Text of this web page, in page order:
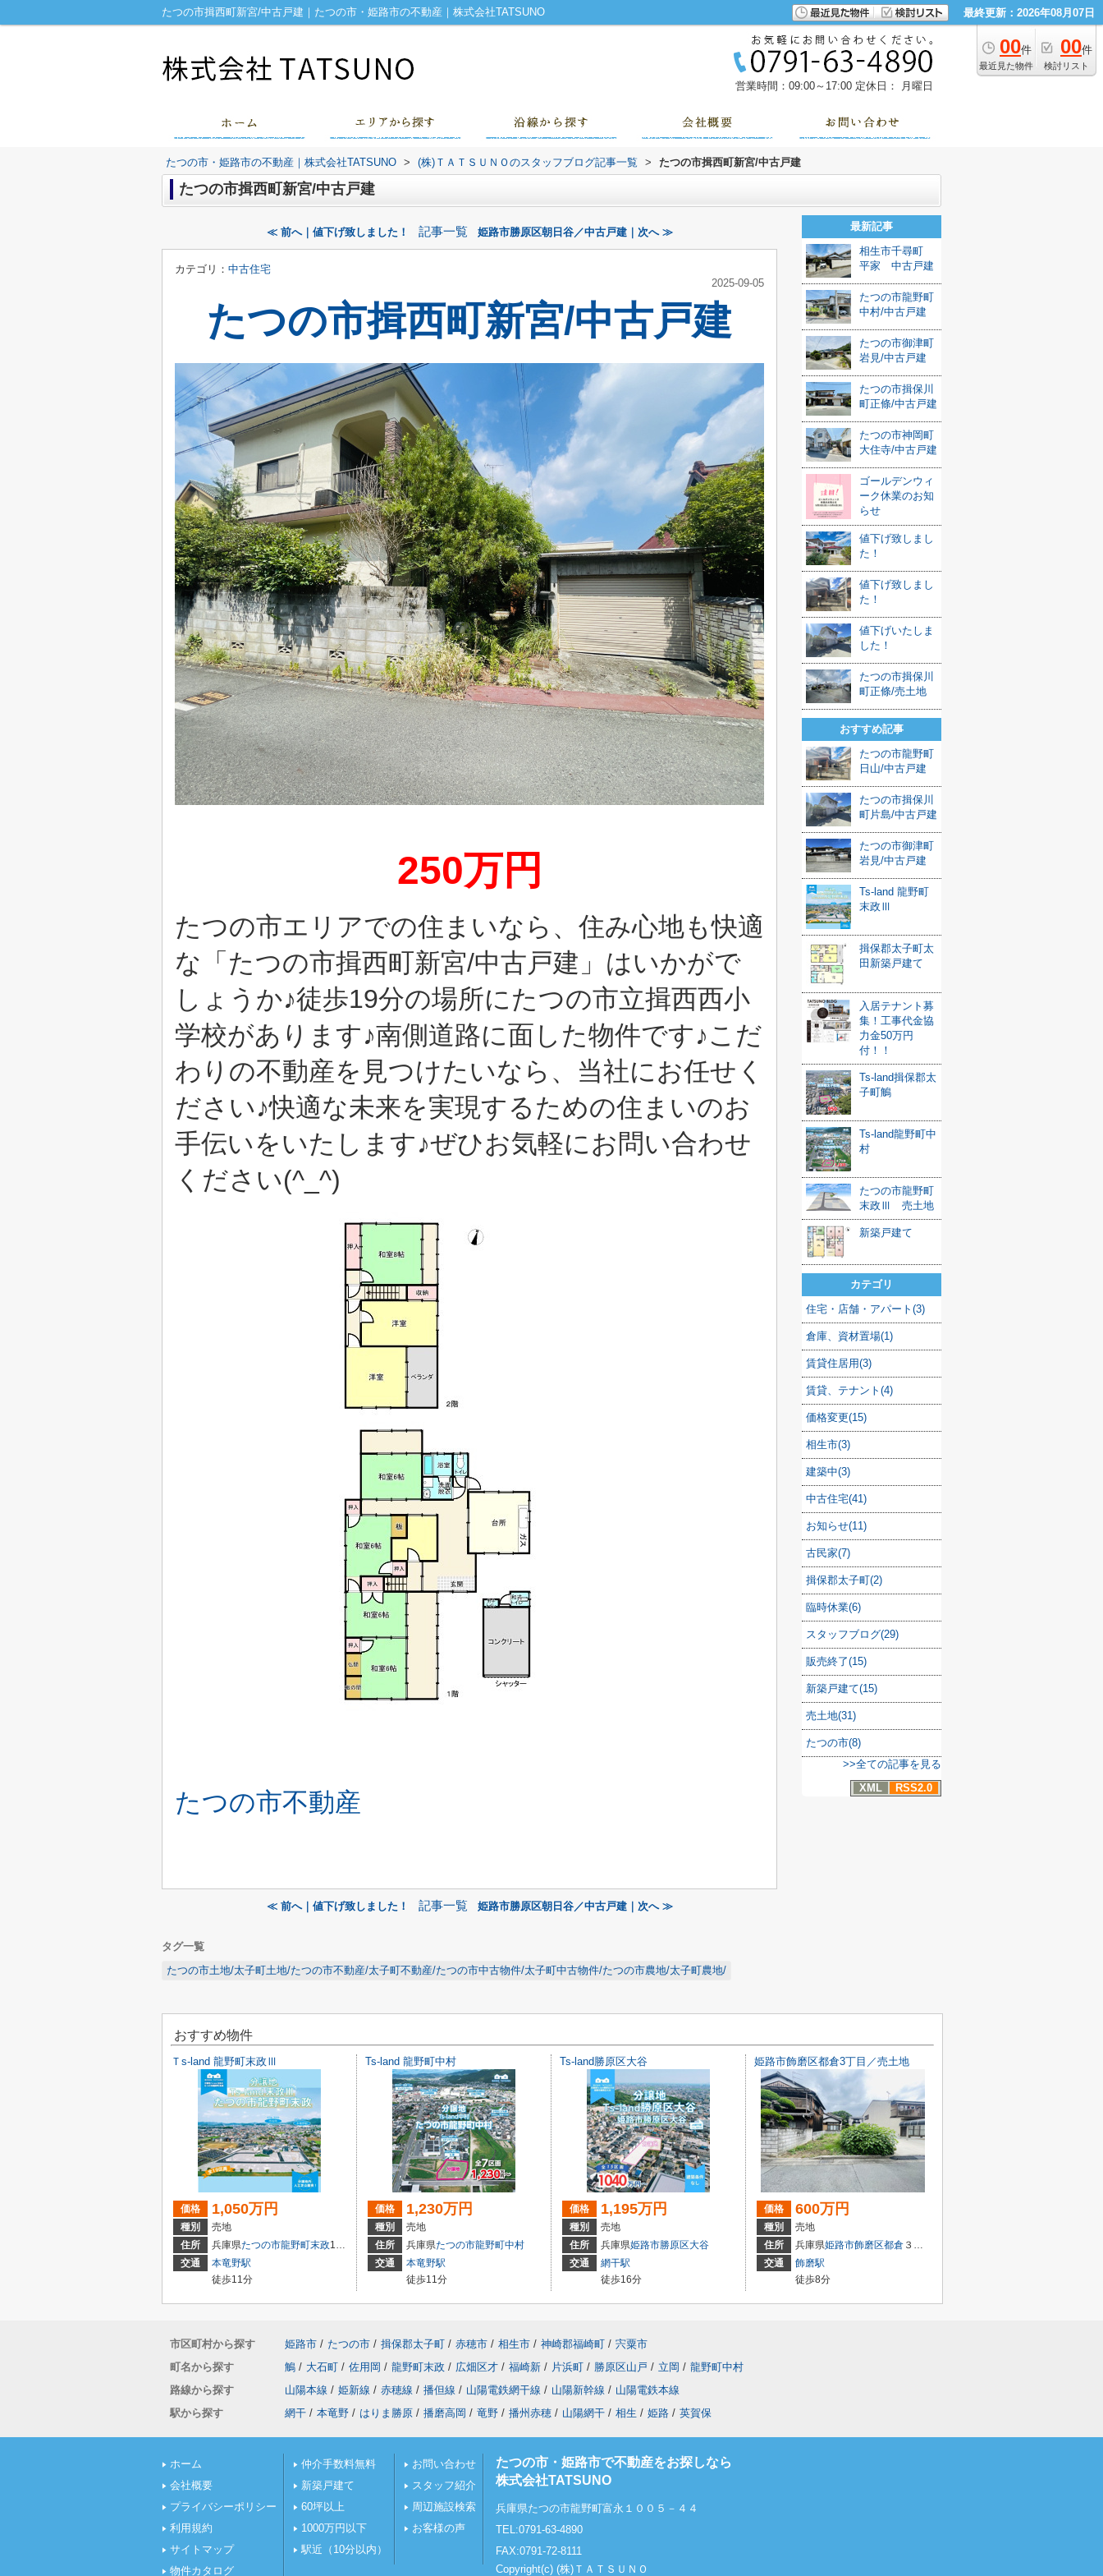
たつの市揖西町新宮/中古戸建｜たつの市・姫路市の不動産｜株式会社TATSUNO 最終更新：2026年08月07日
00件
最近見た物件
00件
検討リスト
営業時間：09:00～17:00 定休日： 月曜日
たつの市・姫路市の不動産｜株式会社TATSUNO > (株)ＴＡＴＳＵＮＯのスタッフブログ記事一覧 > たつの市揖西町新宮/中古戸建
たつの市揖西町新宮/中古戸建
≪ 前へ｜値下げ致しました！ 記事一覧 姫路市勝原区朝日谷／中古戸建｜次へ ≫
カテゴリ： 中古住宅
2025-09-05
たつの市揖西町新宮/中古戸建
250万円
たつの市エリアでの住まいなら、住み心地も快適
な「たつの市揖西町新宮/中古戸建」はいかがで
しょうか♪徒歩19分の場所にたつの市立揖西西小
学校があります♪南側道路に面した物件です♪こだ
わりの不動産を見つけたいなら、当社にお任せく
ださい♪快適な未来を実現するための住まいのお
手伝いをいたします♪ぜひお気軽にお問い合わせ
ください(^_^)
たつの市不動産
≪ 前へ｜値下げ致しました！ 記事一覧 姫路市勝原区朝日谷／中古戸建｜次へ ≫
タグ一覧
たつの市土地/太子町土地/たつの市不動産/太子町不動産/たつの市中古物件/太子町中古物件/たつの市農地/太子町農地/
最新記事
相生市千尋町
平家 中古戸建
たつの市龍野町
中村/中古戸建
たつの市御津町
岩見/中古戸建
たつの市揖保川
町正條/中古戸建
たつの市神岡町
大住寺/中古戸建
ゴールデンウィ
ーク休業のお知
らせ
値下げ致しまし
た！
値下げ致しまし
た！
値下げいたしま
した！
たつの市揖保川
町正條/売土地
おすすめ記事
たつの市龍野町
日山/中古戸建
たつの市揖保川
町片島/中古戸建
たつの市御津町
岩見/中古戸建
Ts-land 龍野町
末政Ⅲ
揖保郡太子町太
田新築戸建て
入居テナント募
集！工事代金協
力金50万円
付！！
Ts-land揖保郡太
子町鵤
Ts-land龍野町中
村
たつの市龍野町
末政Ⅲ 売土地
新築戸建て
カテゴリ
住宅・店舗・アパート(3)
倉庫、資材置場(1)
賃貸住居用(3)
賃貸、テナント(4)
価格変更(15)
相生市(3)
建築中(3)
中古住宅(41)
お知らせ(11)
古民家(7)
揖保郡太子町(2)
臨時休業(6)
スタッフブログ(29)
販売終了(15)
新築戸建て(15)
売土地(31)
たつの市(8)
>>全ての記事を見る
XML
RSS2.0
おすすめ物件
Ｔs-land 龍野町末政Ⅲ
価格 1,050万円
種別
売地
住所
兵庫県たつの市龍野町末政102-8
交通
本竜野駅
徒歩11分
Ts-land 龍野町中村
価格 1,230万円
種別
売地
住所
兵庫県たつの市龍野町中村
交通
本竜野駅
徒歩11分
Ts-land勝原区大谷
価格 1,195万円
種別
売地
住所
兵庫県姫路市勝原区大谷
交通
網干駅
徒歩16分
姫路市飾磨区都倉3丁目／売土地
価格 600万円
種別
売地
住所
兵庫県姫路市飾磨区都倉 ３丁目
交通
飾磨駅
徒歩8分
市区町村から探す 姫路市 / たつの市 / 揖保郡太子町 / 赤穂市 / 相生市 / 神崎郡福崎町 / 宍粟市
町名から探す
鵤 / 大石町 / 佐用岡 / 龍野町末政 / 広畑区才 / 福崎新 / 片浜町 / 勝原区山戸 / 立岡 / 龍野町中村
路線から探す
山陽本線 / 姫新線 / 赤穂線 / 播但線 / 山陽電鉄網干線 / 山陽新幹線 / 山陽電鉄本線
駅から探す
網干 / 本竜野 / はりま勝原 / 播磨高岡 / 竜野 / 播州赤穂 / 山陽網干 / 相生 / 姫路 / 英賀保
ホーム
会社概要
プライバシーポリシー
利用規約
サイトマップ
物件カタログ
仲介手数料無料
新築戸建て
60坪以上
1000万円以下
駅近（10分以内）
お問い合わせ
スタッフ紹介
周辺施設検索
お客様の声
たつの市・姫路市で不動産をお探しなら
株式会社TATSUNO
兵庫県たつの市龍野町富永１００５－４４
TEL:0791-63-4890
FAX:0791-72-8111
Copyright(c) (株)ＴＡＴＳＵＮＯ